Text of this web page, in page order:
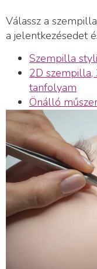
Válassz a
a jelentkezésedet
Szempilla
2D
tanfolyam
Önálló